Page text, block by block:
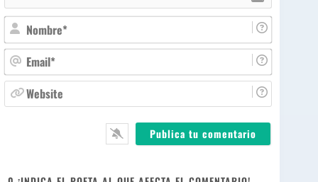
o
m
b
r
E
m
a
ie